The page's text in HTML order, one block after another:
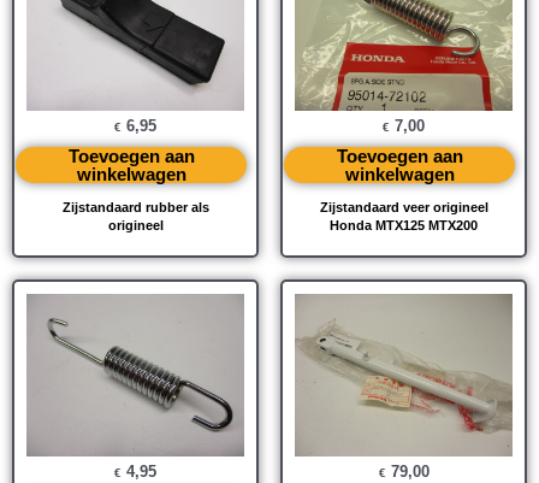
Zijstandaard rubber als
origineel
€ 6,95
Toevoegen aan
winkelwagen
Zijstandaard veer origineel
Honda MTX125 MTX200
€ 7,00
Toevoegen aan
winkelwagen
€ 4,95 € 79,00